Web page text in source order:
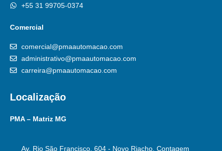
+55 31 99705-0374
Comercial
comercial@pmaautomacao.com
administrativo@pmaautomacao.com
carreira@pmaautomacao.com
Localização
PMA – Matriz MG
Av. Rio São Francisco, 604 - Novo Riacho, Contagem